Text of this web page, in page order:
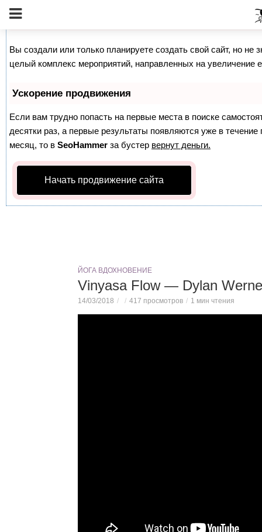
Как продвинуть сайт на первые места?
Вы создали или только планируете создать свой сайт, но не
целый комплекс мероприятий, направленных на увеличение
Ускорение продвижения
Если вам трудно попасть на первые места в поиске
десятки раз, а первые результаты появляются уже в
месяц, то в SeoHammer за бустер вернут деньги.
Начать продвижение сайта
ЙОГА ВДОХНОВЕНИЕ
Vinyasa Flow — Dylan
14/03/2018 417 просмотров 1 мин чтения